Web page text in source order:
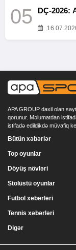
05 DÇ-2026:
APA GROUP daxil olan
qorunur. Məlumatdan
istifadə edildikdə müvafiq
Bütün xəbərlər
Top oyunlar
Döyüş növləri
Stolüstü oyunlar
Futbol xəbərləri
Tennis xəbərləri
Digər